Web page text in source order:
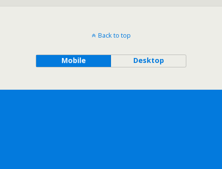
Back to top
Mobile Desktop